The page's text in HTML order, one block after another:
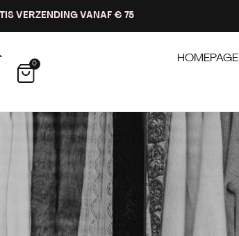
VERZENDING VANAF € 75
0 HOMEPAGE